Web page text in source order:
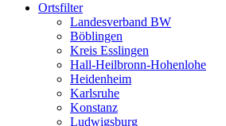
Ortsfilter
Landesverband BW
Böblingen
Kreis Esslingen
Hall-Heilbronn-Hohenlohe
Heidenheim
Karlsruhe
Konstanz
Ludwigsburg